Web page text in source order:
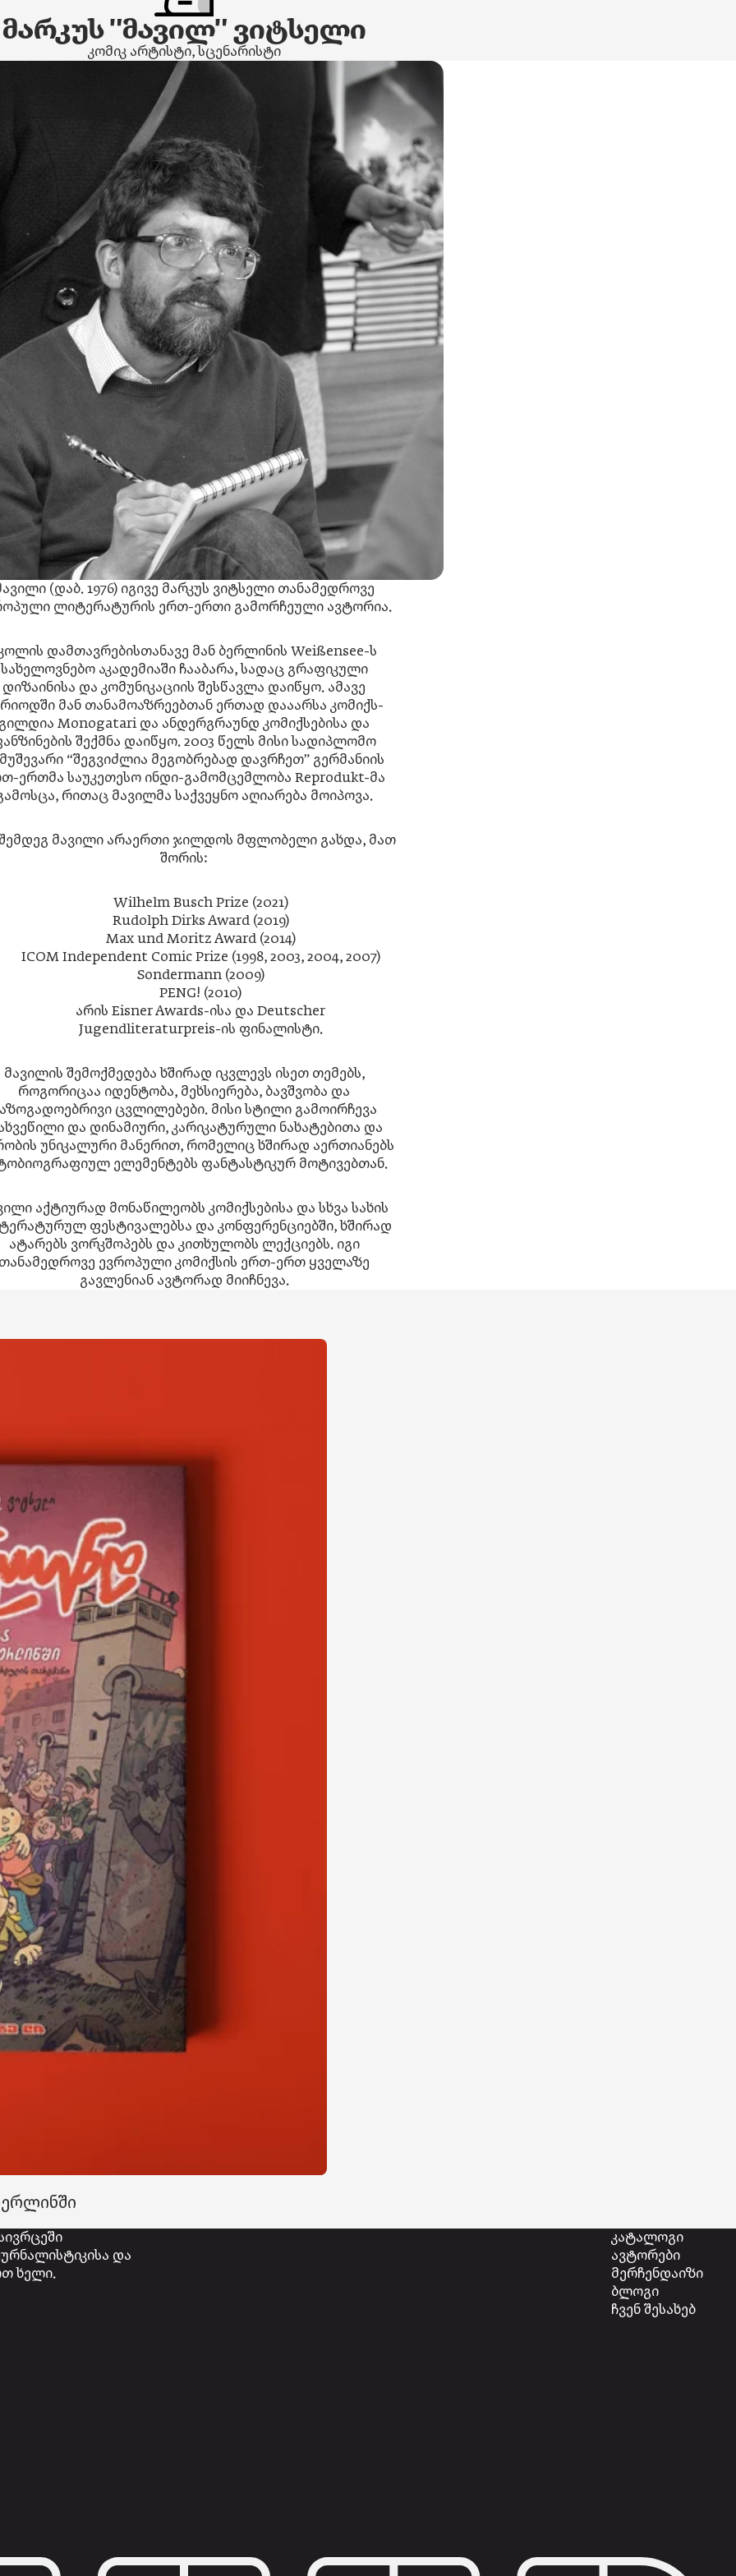
მარკუს "მავილ" ვიტსელი
კომიკ არტისტი, სცენარისტი
(დაბ. 1976) იგივე მარკუს ვიტსელი თანამედროვე
ლიტერატურის ერთ-ერთი გამორჩეული ავტორია.
დამთავრებისთანავე მან ბერლინის Weißensee-ს
სახელოვნებო აკადემიაში ჩააბარა, სადაც გრაფიკული
დიზაინისა და კომუნიკაციის შესწავლა დაიწყო. ამავე
მან თანამოაზრეებთან ერთად დააარსა კომიქს-
გილდია Monogatari და ანდერგრაუნდ კომიქსებისა და
შექმნა დაიწყო. 2003 წელს მისი სადიპლომო
“შეგვიძლია მეგობრებად დავრჩეთ” გერმანიის
ერთმა საუკეთესო ინდი-გამომცემლობა Reprodukt-მა
რითაც მავილმა საქვეყნო აღიარება მოიპოვა.
შემდეგ მავილი არაერთი ჯილდოს მფლობელი გახდა, მათ
შორის:
Wilhelm Busch Prize (2021)
Rudolph Dirks Award (2019)
Max und Moritz Award (2014)
ICOM Independent Comic Prize (1998, 2003, 2004, 2007)
Sondermann (2009)
PENG! (2010)
არის Eisner Awards-ისა და Deutscher
Jugendliteraturpreis-ის ფინალისტი.
მავილის შემოქმედება ხშირად იკვლევს ისეთ თემებს,
როგორიცაა იდენტობა, მეხსიერება, ბავშვობა და
ცვლილებები. მისი სტილი გამოირჩევა
და დინამიური, კარიკატურული ნახატებითა და
უნიკალური მანერით, რომელიც ხშირად აერთიანებს
ელემენტებს ფანტასტიკურ მოტივებთან.
აქტიურად მონაწილეობს კომიქსებისა და სხვა სახის
ფესტივალებსა და კონფერენციებში, ხშირად
ატარებს ვორკშოპებს და კითხულობს ლექციებს. იგი
თანამედროვე ევროპული კომიქსის ერთ-ერთ ყველაზე
გავლენიან ავტორად მიიჩნევა.
და
ხელი.
კატალოგი
ავტორები
მერჩენდაიზი
ბლოგი
ჩვენ შესახებ